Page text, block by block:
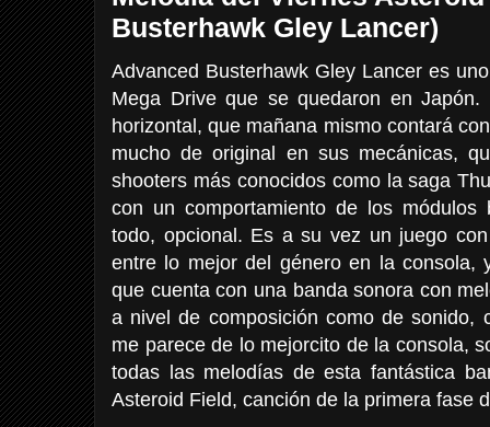
Busterhawk Gley Lancer)
Advanced Busterhawk Gley Lancer es
Mega Drive que se quedaron en
horizontal, que mañana mismo contará
mucho de original en sus mecánicas,
shooters más conocidos como la saga
con un comportamiento de los módulos
todo, opcional. Es a su vez un juego
entre lo mejor del género en la consola,
que cuenta con una banda sonora con
a nivel de composición como de sonido,
me parece de lo mejorcito de la consola,
todas las melodías de esta fantástica
Asteroid Field, canción de la primera fase